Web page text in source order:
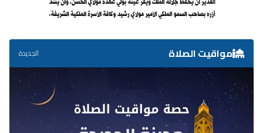
مواقيت الصلاة الجديدة